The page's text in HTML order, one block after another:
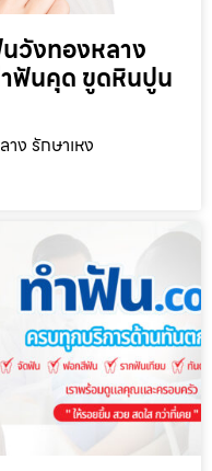
วังทองหลาง
ฟันคุด ขูดหินปูน
ง รักษาเหง